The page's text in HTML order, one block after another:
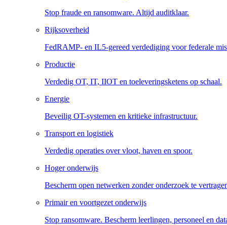
Stop fraude en ransomware. Altijd auditklaar.
Rijksoverheid
FedRAMP- en IL5-gereed verdediging voor federale
Productie
Verdedig OT, IT, IIOT en toeleveringsketens op schaal.
Energie
Beveilig OT-systemen en kritieke infrastructuur.
Transport en logistiek
Verdedig operaties over vloot, haven en spoor.
Hoger onderwijs
Bescherm open netwerken zonder onderzoek te
Primair en voortgezet onderwijs
Stop ransomware. Bescherm leerlingen, personeel en